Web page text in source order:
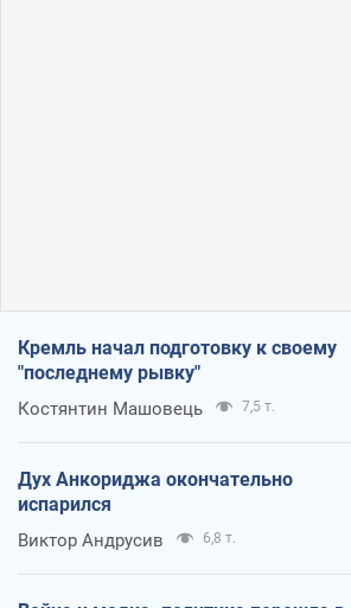
Кремль начал подготовку к своему
"последнему рывку"
Костянтин Машовець 7,5 т.
Дух Анкориджа окончательно
испарился
Виктор Андрусив 6,8 т.